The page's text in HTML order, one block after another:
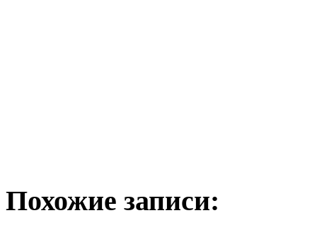
Похожие записи: